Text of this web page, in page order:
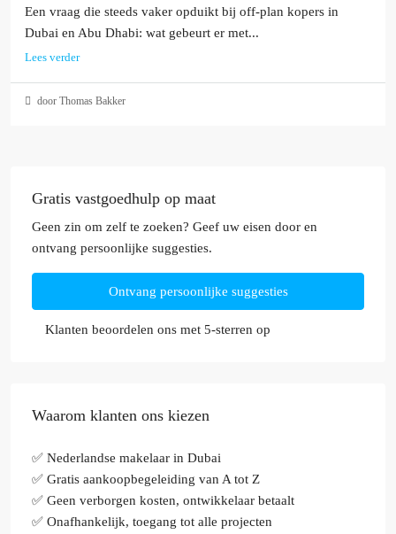
Een vraag die steeds vaker opduikt bij off-plan kopers in
Dubai en Abu Dhabi: wat gebeurt er met...
Lees verder
door Thomas Bakker
Gratis vastgoedhulp op maat
Geen zin om zelf te zoeken? Geef uw eisen door en
ontvang persoonlijke suggesties.
Ontvang persoonlijke suggesties
Klanten beoordelen ons met 5-sterren op
Waarom klanten ons kiezen
✅ Nederlandse makelaar in Dubai
✅ Gratis aankoopbegeleiding van A tot Z
✅ Geen verborgen kosten, ontwikkelaar betaalt
✅ Onafhankelijk, toegang tot alle projecten